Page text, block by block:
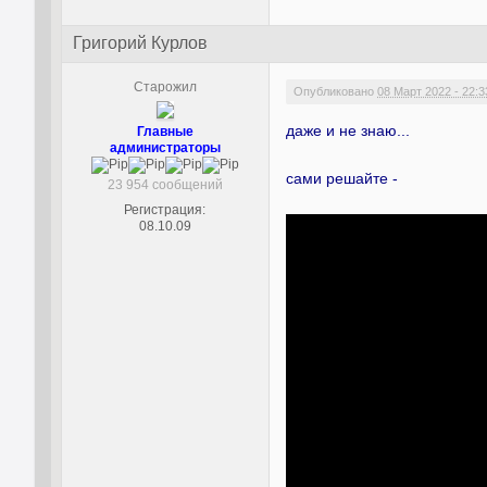
Григорий Курлов
Старожил
Главные
администраторы
23 954 сообщений
Регистрация:
08.10.09
Опубликовано08 Март 2022 -
даже и не знаю...
сами решайте -